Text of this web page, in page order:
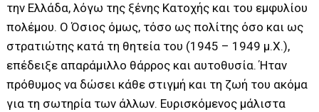
την Ελλάδα, λόγω της ξένης Κατοχής και του εμφυλίου
πολέμου. Ο Όσιος όμως, τόσο ως πολίτης όσο και ως
στρατιώτης κατά τη θητεία του (1945 – 1949 μ.Χ.),
επέδειξε απαράμιλλο θάρρος και αυτοθυσία. Ήταν
πρόθυμος να δώσει κάθε στιγμή και τη ζωή του ακόμα
για τη σωτηρία των άλλων. Ευρισκόμενος μάλιστα